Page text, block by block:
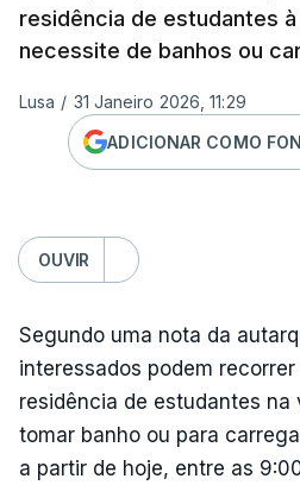
residência de estudantes
necessite de banhos ou
Lusa / 31 Janeiro 2026, 11:29
ADICIONAR COMO
OUVIR
Segundo uma nota da
interessados podem
residência de estudantes na
tomar banho ou para
a partir de hoje, entre as